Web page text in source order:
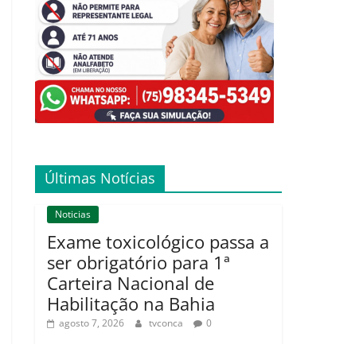
Últimas Notícias
Noticias
Exame toxicológico passa a
ser obrigatório para 1ª
Carteira Nacional de
Habilitação na Bahia
agosto 7, 2026 tvconca 0